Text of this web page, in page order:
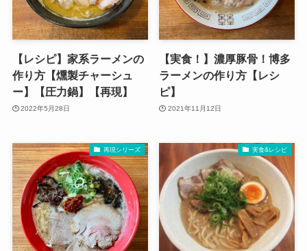
【レシピ】家系ラーメンの
作り方【燻製チャーシュ
ー】【圧力鍋】【再現】
2022年5月28日
【実食！】濃厚豚骨！博多
ラーメンの作り方【レシ
ピ】
2021年11月12日
再現シリーズ 実食&レシピ